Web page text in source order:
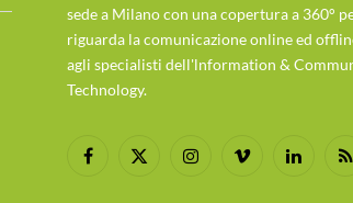
sede a Milano con una copertura a 360°
riguarda la comunicazione online ed
agli specialisti dell'lnformation &
Technology.
Facebook
X
InstagramVimeo LinkedIn